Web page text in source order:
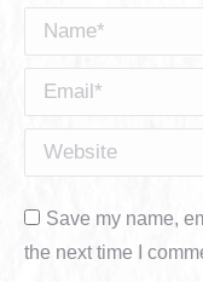
Name *
Email *
Website
Save my name,
the next time I